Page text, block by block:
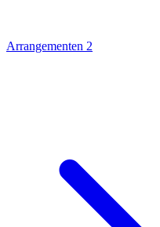
Arrangementen 2